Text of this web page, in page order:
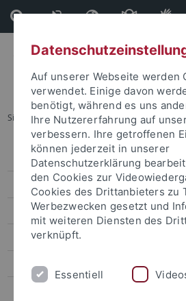
Direkt
zum
Inhalt
Direkt
zur
Fußleiste
Sie sind hier: Startseite ... News &
Symposium 2023
News & Colloquia
Colloquia
Newsletter
Auf unserer Webseite werden
verwendet. Einige davon
benötigt, während es uns
Ihre Nutzererfahrung auf
verbessern. Ihre getroffenen
können jederzeit in unserer
Datenschutzerklärung
den Cookies zur
Cookies des Drittanbieters zu
Werbezwecken gesetzt und
mit weiteren Diensten des
verknüpft.
Essentiell